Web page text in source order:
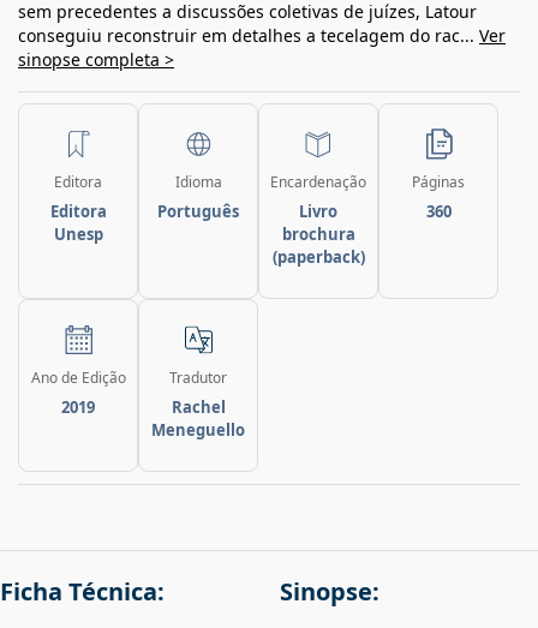
sem precedentes a discussões coletivas de juízes, Latour
conseguiu reconstruir em detalhes a tecelagem do rac... Ver
sinopse completa >
Editora
Editora
Unesp
Idioma
Português
Encardenação
Livro
brochura
(paperback)
Páginas
360
Ano de Edição
2019
Tradutor
Rachel
Meneguello
Ficha Técnica: Sinopse: